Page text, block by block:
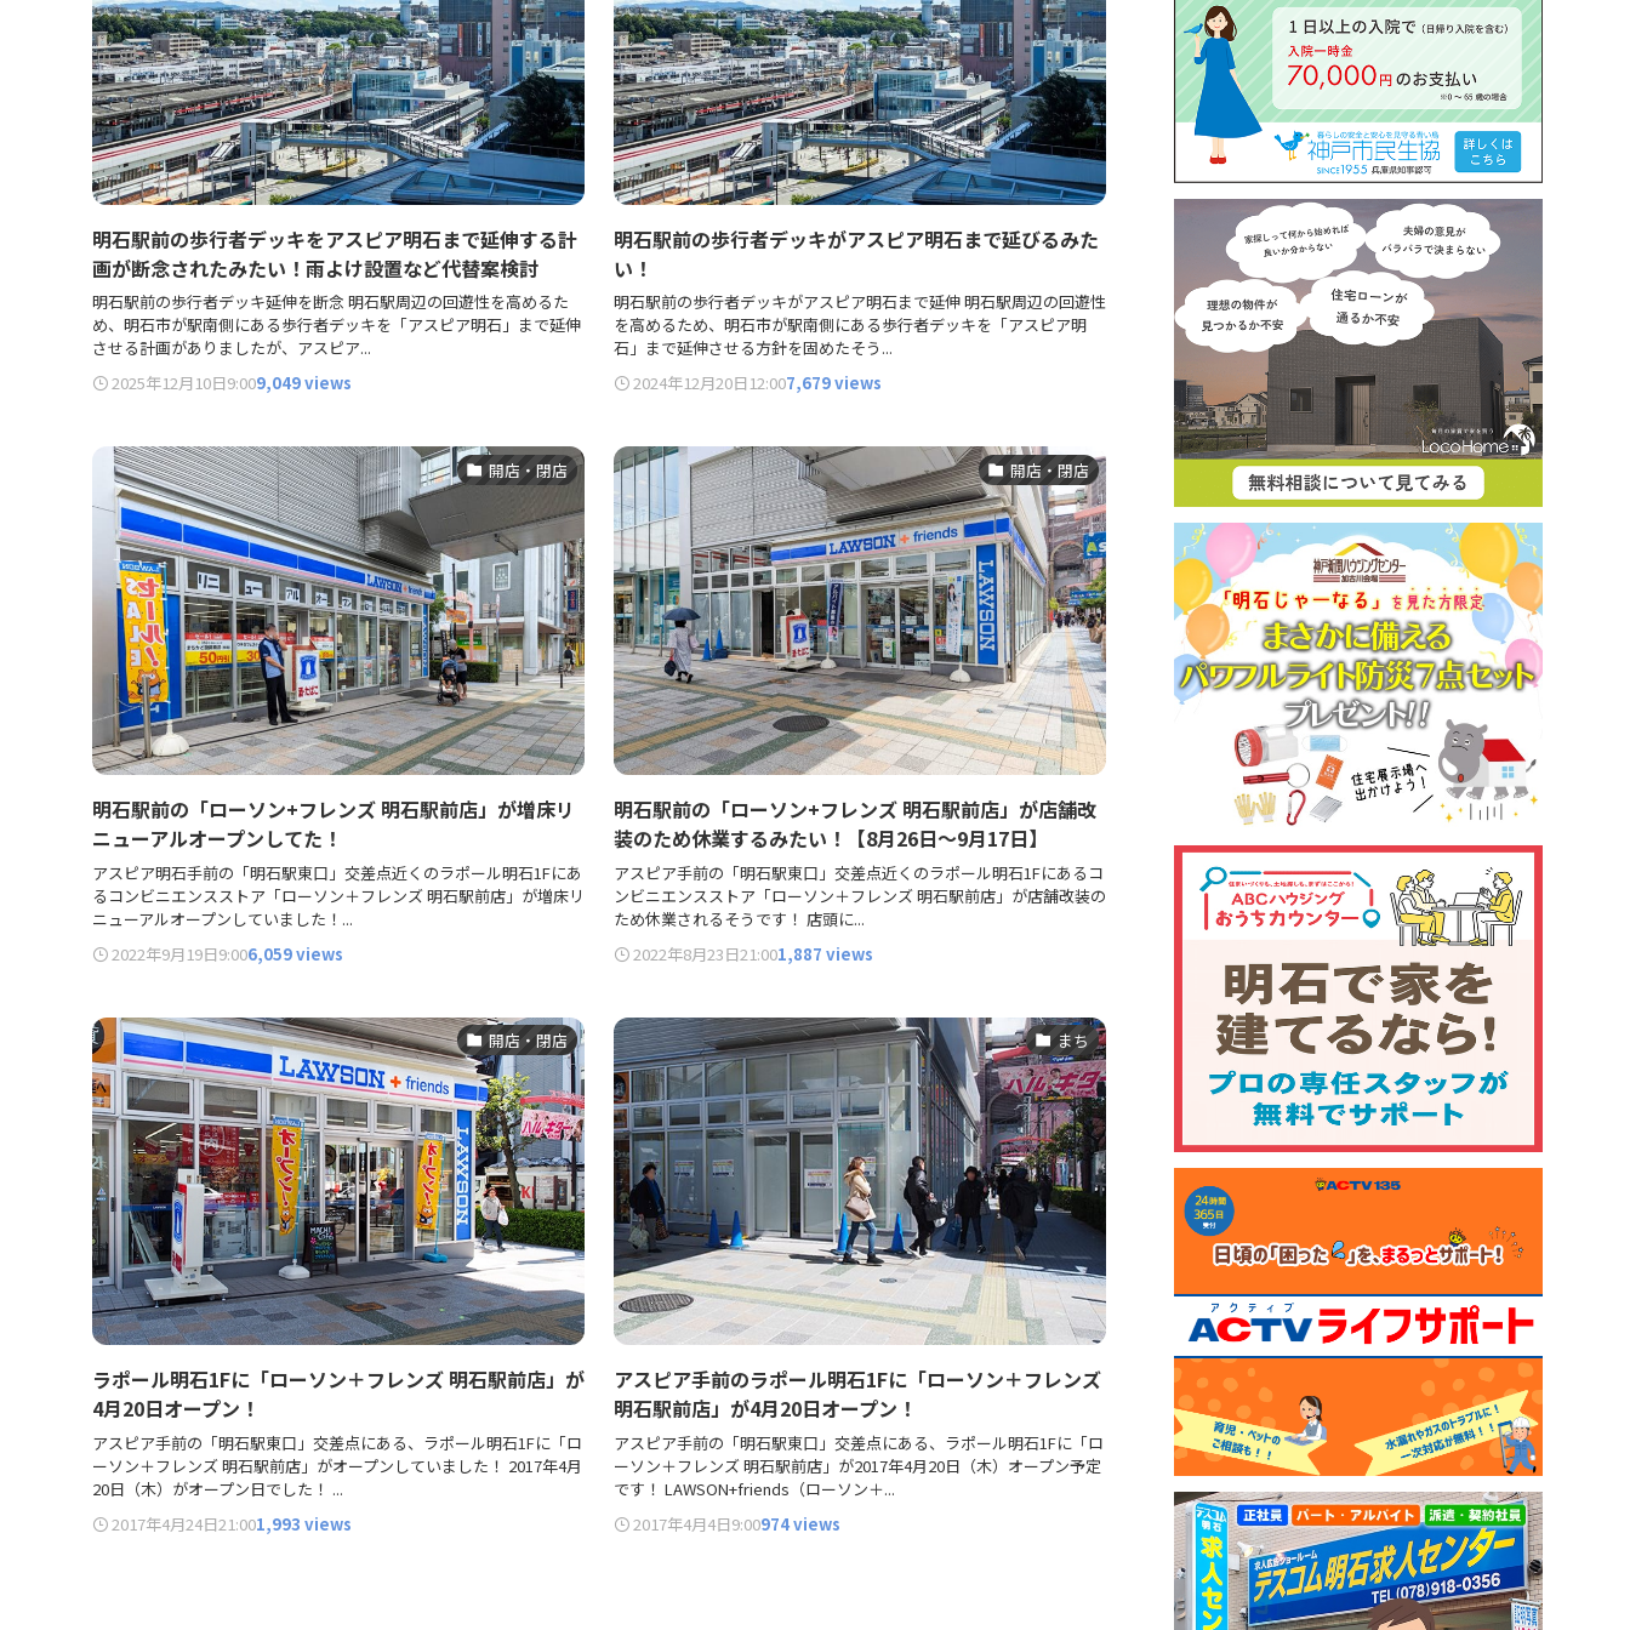
明石駅前の歩行者デッキをアスピア明石まで延伸する計
画が断念されたみたい！雨よけ設置など代替案検討
明石駅前の歩行者デッキ延伸を断念 明石駅周辺の回遊性を高めるた
め、明石市が駅南側にある歩行者デッキを「アスピア明石」まで延伸
させる計画がありましたが、アスピア...
2025年12月10日9:009,049 views
明石駅前の歩行者デッキがアスピア明石まで延びるみた
い！
明石駅前の歩行者デッキがアスピア明石まで延伸 明石駅周辺の回遊性
を高めるため、明石市が駅南側にある歩行者デッキを「アスピア明
石」まで延伸させる方針を固めたそう...
2024年12月20日12:007,679 views
開店・閉店
明石駅前の「ローソン+フレンズ 明石駅前店」が増床リ
ニューアルオープンしてた！
アスピア明石手前の「明石駅東口」交差点近くのラポール明石1Fにあ
るコンビニエンスストア「ローソン＋フレンズ 明石駅前店」が増床リ
ニューアルオープンしていました！...
2022年9月19日9:006,059 views
開店・閉店
明石駅前の「ローソン+フレンズ 明石駅前店」が店舗改
装のため休業するみたい！【8月26日～9月17日】
アスピア手前の「明石駅東口」交差点近くのラポール明石1Fにあるコ
ンビニエンスストア「ローソン＋フレンズ 明石駅前店」が店舗改装の
ため休業されるそうです！ 店頭に...
2022年8月23日21:001,887 views
開店・閉店
ラポール明石1Fに「ローソン＋フレンズ 明石駅前店」が
4月20日オープン！
アスピア手前の「明石駅東口」交差点にある、ラポール明石1Fに「ロ
ーソン＋フレンズ 明石駅前店」がオープンしていました！ 2017年4月
20日（木）がオープン日でした！ ...
2017年4月24日21:001,993 views
まち
アスピア手前のラポール明石1Fに「ローソン＋フレンズ
明石駅前店」が4月20日オープン！
アスピア手前の「明石駅東口」交差点にある、ラポール明石1Fに「ロ
ーソン＋フレンズ 明石駅前店」が2017年4月20日（木）オープン予定
です！ LAWSON+friends（ローソン＋...
2017年4月4日9:00974 views